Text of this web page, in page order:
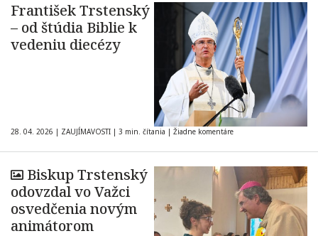
František Trstenský
– od štúdia Biblie k
vedeniu diecézy
28. 04. 2026 | ZAUJÍMAVOSTI | 3 min. čítania | Žiadne komentáre
Biskup Trstenský
odovzdal vo Važci
osvedčenia novým
animátorom